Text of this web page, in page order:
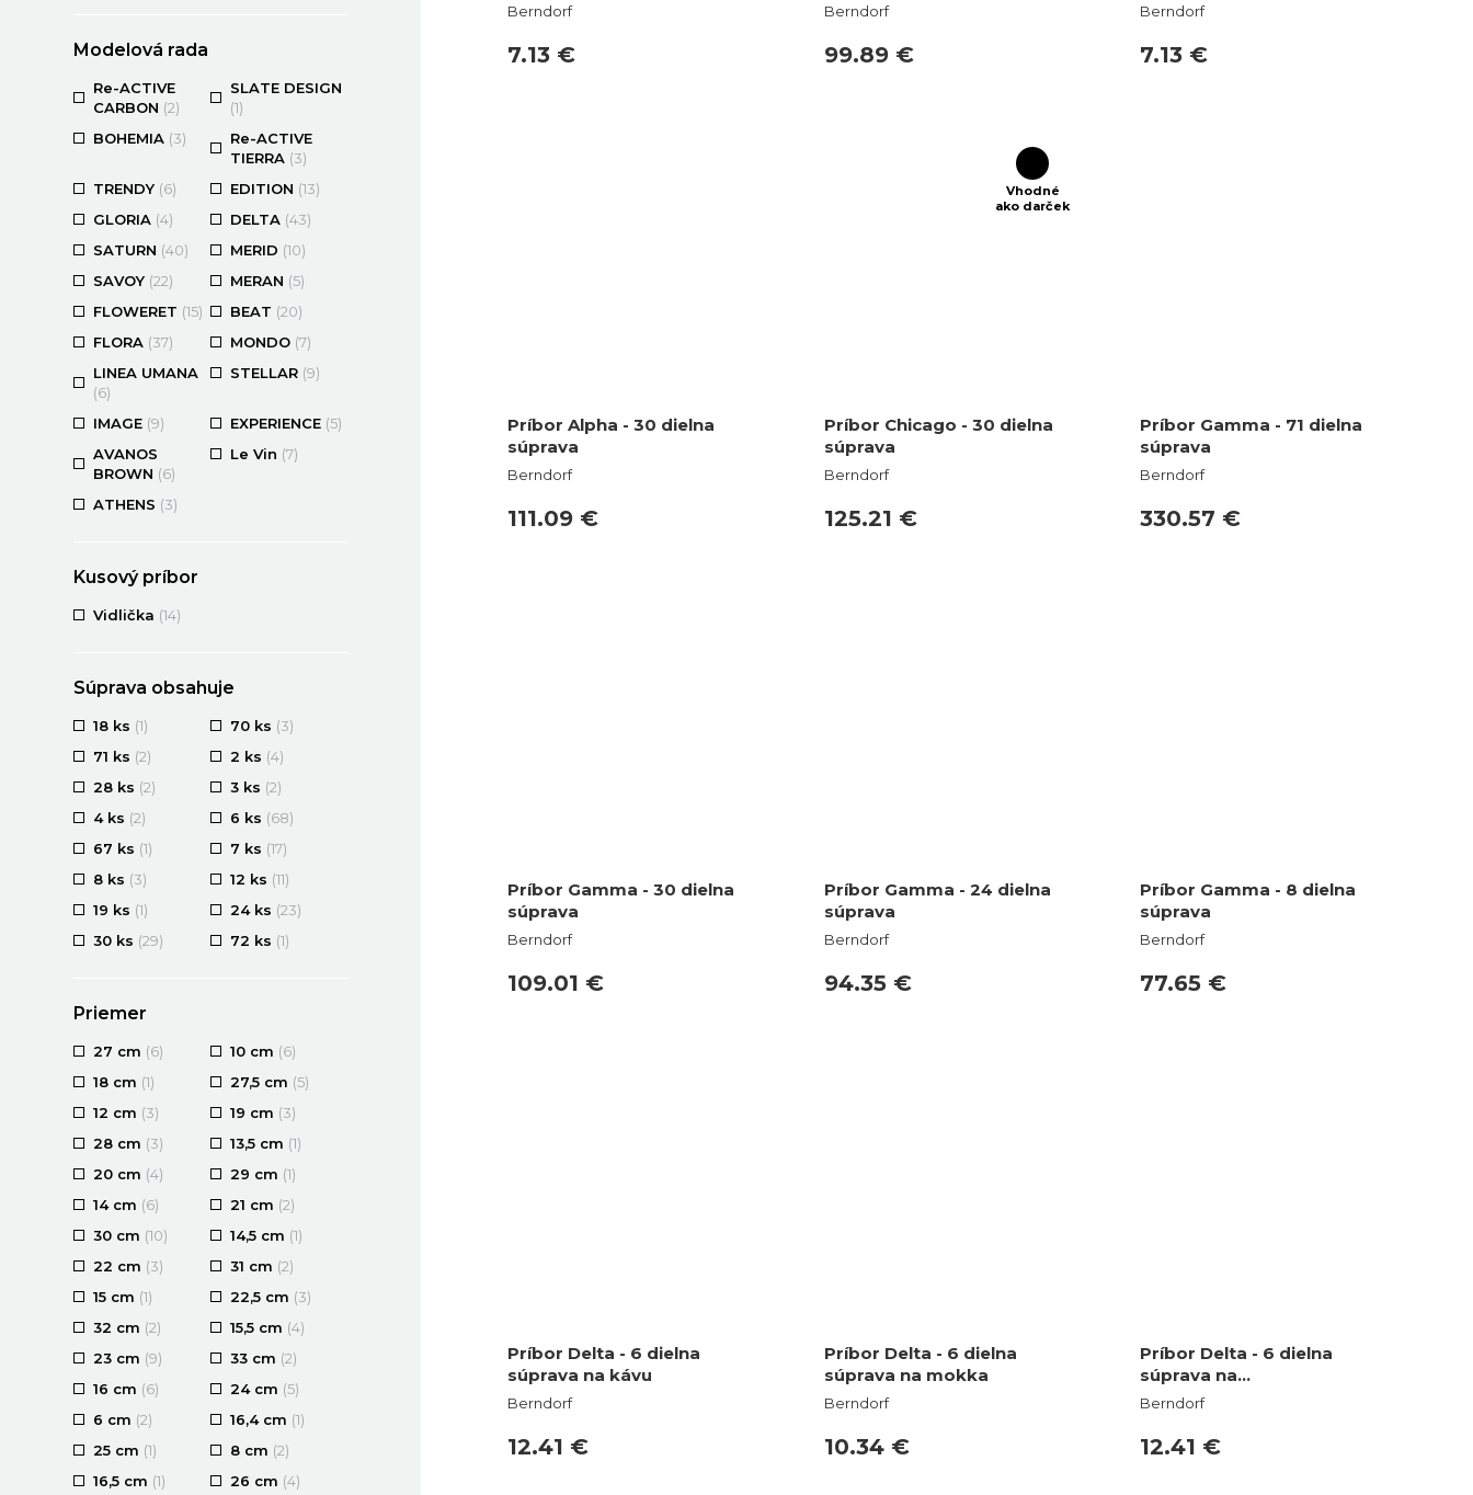
Modelová rada
Re-ACTIVE
CARBON (2)
SLATE DESIGN
(1)
BOHEMIA (3)
Re-ACTIVE
TIERRA (3)
TRENDY (6) EDITION (13)
GLORIA (4) DELTA (43)
SATURN (40) MERID (10)
SAVOY (22) MERAN (5)
FLOWERET (15) BEAT (20)
FLORA (37) MONDO (7)
LINEA UMANA
(6)
STELLAR (9)
IMAGE (9) EXPERIENCE (5)
AVANOS
BROWN (6)
Le Vin (7)
ATHENS (3)
Kusový príbor
Vidlička (14)
Súprava obsahuje
18 ks (1) 70 ks (3)
71 ks (2) 2 ks (4)
28 ks (2) 3 ks (2)
4 ks (2) 6 ks (68)
67 ks (1) 7 ks (17)
8 ks (3) 12 ks (11)
19 ks (1) 24 ks (23)
30 ks (29) 72 ks (1)
Priemer
27 cm (6) 10 cm (6)
18 cm (1) 27,5 cm (5)
12 cm (3) 19 cm (3)
28 cm (3) 13,5 cm (1)
20 cm (4) 29 cm (1)
14 cm (6) 21 cm (2)
30 cm (10) 14,5 cm (1)
22 cm (3) 31 cm (2)
15 cm (1) 22,5 cm (3)
32 cm (2) 15,5 cm (4)
23 cm (9) 33 cm (2)
16 cm (6) 24 cm (5)
6 cm (2) 16,4 cm (1)
25 cm (1) 8 cm (2)
16,5 cm (1) 26 cm (4)
Berndorf
7.13 €
Berndorf
99.89 €
Berndorf
7.13 €
Príbor Alpha - 30 dielna
súprava
Berndorf
111.09 €
Vhodné
ako darček
Príbor Chicago - 30 dielna
súprava
Berndorf
125.21 €
Príbor Gamma - 71 dielna
súprava
Berndorf
330.57 €
Príbor Gamma - 30 dielna
súprava
Berndorf
109.01 €
Príbor Gamma - 24 dielna
súprava
Berndorf
94.35 €
Príbor Gamma - 8 dielna
súprava
Berndorf
77.65 €
Príbor Delta - 6 dielna
súprava na kávu
Berndorf
12.41 €
Príbor Delta - 6 dielna
súprava na mokka
Berndorf
10.34 €
Príbor Delta - 6 dielna
súprava na…
Berndorf
12.41 €